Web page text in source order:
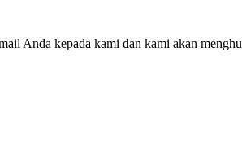
Anda kepada kami dan kami akan